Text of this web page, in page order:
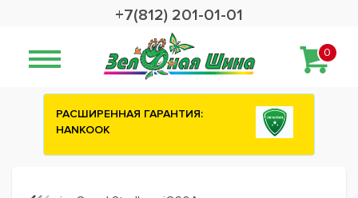
+7(812) 201-01-01
0
Сashback 2500 рублей на зимние